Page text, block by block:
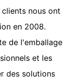
nous ont
en 2008.
de l'emballage
et les
des solutions